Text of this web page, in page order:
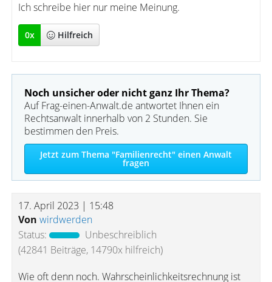
Ich schreibe hier nur meine Meinung.
0x Hilfreich
Noch unsicher oder nicht ganz Ihr Thema?
Auf Frag-einen-Anwalt.de antwortet Ihnen ein
Rechtsanwalt innerhalb von 2 Stunden. Sie
bestimmen den Preis.
Jetzt zum Thema "Familienrecht" einen Anwalt
fragen
17. April 2023 | 15:48
Von wirdwerden
Status:
Unbeschreiblich
(42841 Beiträge, 14790x hilfreich)
Wie oft denn noch. Wahrscheinlichkeitsrechnung ist